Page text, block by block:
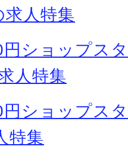
人特集
ショップス
人特集
ショップス
特集